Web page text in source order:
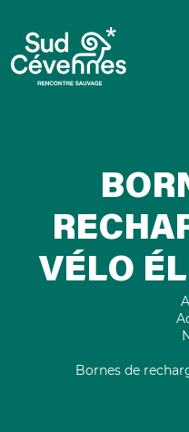
VÉLO
Bornes de